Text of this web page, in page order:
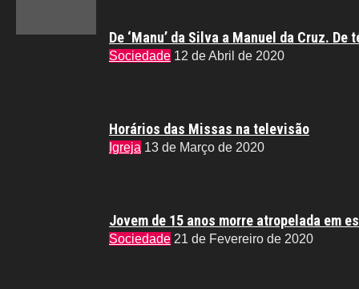
De ‘Manu’ da Silva a Manuel da Cruz.
Sociedade 12 de Abril de 2020
Horários das Missas na televisão
Igreja 13 de Março de 2020
Jovem de 15 anos morre atropelada em
Sociedade 21 de Fevereiro de 2020